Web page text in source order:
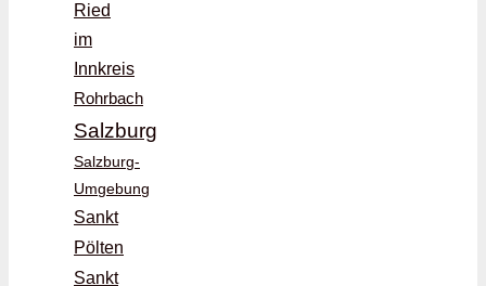
Ried
im
Innkreis
Rohrbach
Salzburg
Salzburg-
Umgebung
Sankt
Pölten
Sankt